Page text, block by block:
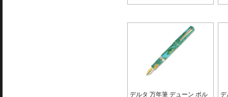
デルタ 万年筆 デューン ボル
デ